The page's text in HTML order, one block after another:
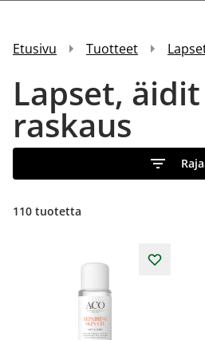
Etusivu Tuotteet
Lapset,
raskaus
110 tuotetta